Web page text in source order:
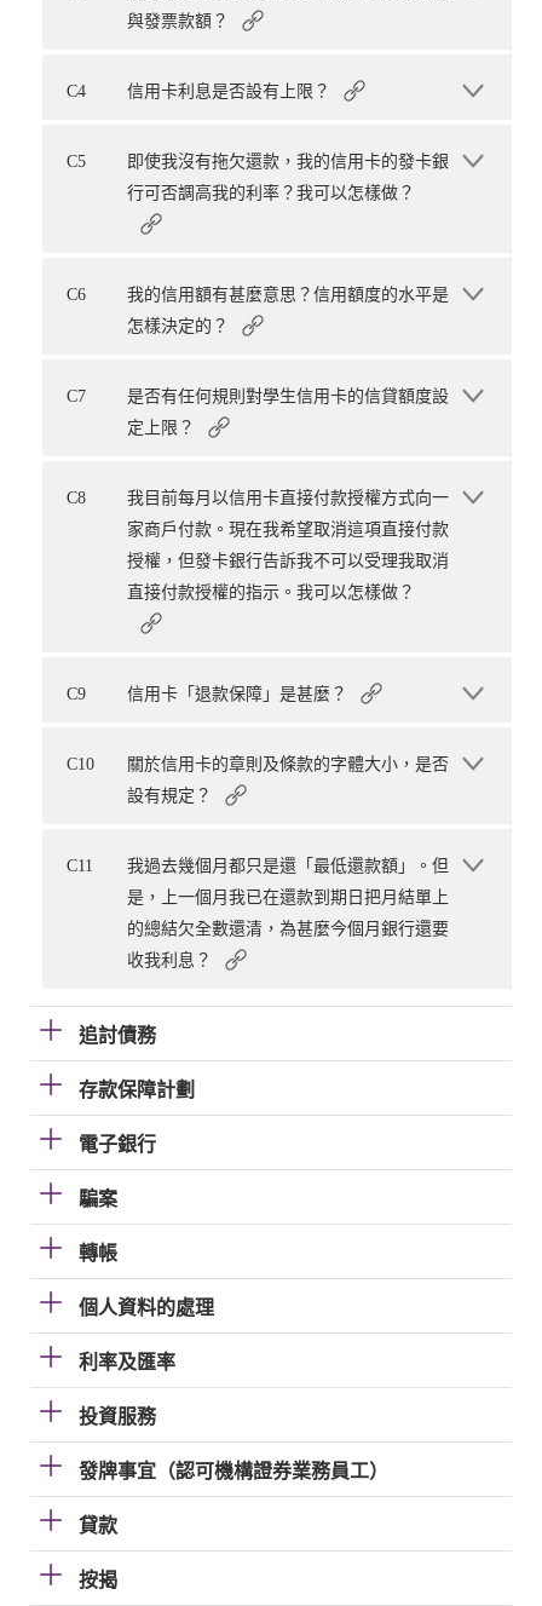
與發票款額？
C4 信用卡利息是否設有上限？
C5
即使我沒有拖欠還款，我的信用卡的發卡銀
行可否調高我的利率？我可以怎樣做？
C6
我的信用額有甚麼意思？信用額度的水平是
怎樣決定的？
C7
是否有任何規則對學生信用卡的信貸額度設
定上限？
C8
我目前每月以信用卡直接付款授權方式向一
家商戶付款。現在我希望取消這項直接付款
授權，但發卡銀行告訴我不可以受理我取消
直接付款授權的指示。我可以怎樣做？
C9 信用卡「退款保障」是甚麼？
C10
關於信用卡的章則及條款的字體大小，是否
設有規定？
C11
我過去幾個月都只是還「最低還款額」。但
是，上一個月我已在還款到期日把月結單上
的總結欠全數還清，為甚麼今個月銀行還要
收我利息？
追討債務
存款保障計劃
電子銀行
騙案
轉帳
個人資料的處理
利率及匯率
投資服務
發牌事宜（認可機構證券業務員工）
貸款
按揭